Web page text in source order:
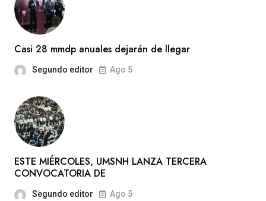
Casi 28 mmdp anuales dejarán de llegar
Segundo editor Ago 5
ESTE MIÉRCOLES, UMSNH LANZA TERCERA
CONVOCATORIA DE
Segundo editor Ago 5